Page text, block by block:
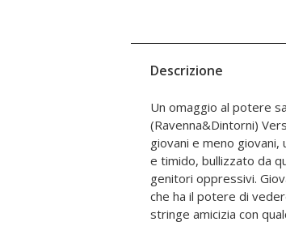
Descrizione
Un omaggio al potere
(Ravenna&Dintorni)
giovani e meno giovani,
e timido, bullizzato da
genitori oppressivi.
che ha il potere di
stringe amicizia con
Ajin è un viaggiatore
condannato a restare in
troverà una voce di
naviganti che sognano
scritte nei libri sono ben
lettore in un mondo